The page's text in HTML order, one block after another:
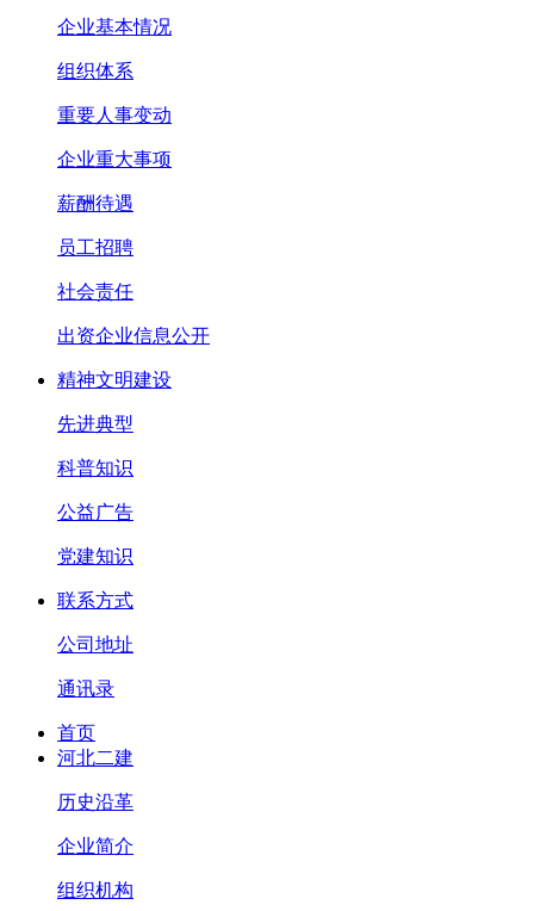
企业基本情况
组织体系
重要人事变动
企业重大事项
薪酬待遇
员工招聘
社会责任
出资企业信息公开
精神文明建设
先进典型
科普知识
公益广告
党建知识
联系方式
公司地址
通讯录
首页
河北二建
历史沿革
企业简介
组织机构